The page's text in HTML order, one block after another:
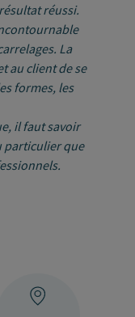
réussi.
La
au client de se
formes, les
il faut savoir
particulier que